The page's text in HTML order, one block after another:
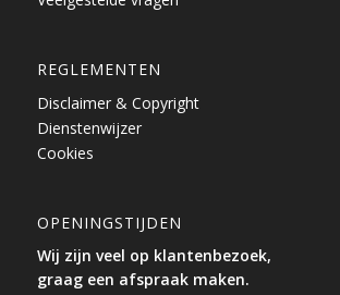
REGLEMENTEN
Disclaimer & Copyright
Dienstenwijzer
Cookies
OPENINGSTIJDEN
Wij zijn veel op klantenbezoek,
graag een afspraak maken.